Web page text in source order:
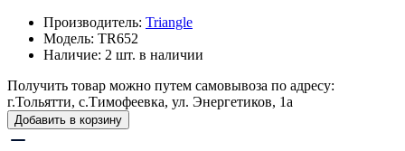
Производитель: Triangle
Модель: TR652
Наличие: 2 шт. в наличии
Получить товар можно путем самовывоза по адресу:
г.Тольятти, с.Тимофеевка, ул. Энергетиков, 1а
Добавить в корзину